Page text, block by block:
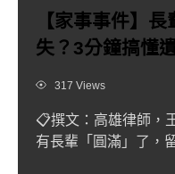
【家事事件】
失？3分鐘搞懂
Views317 Views
📋撰文：高雄律師，
有長輩「圓滿」了，